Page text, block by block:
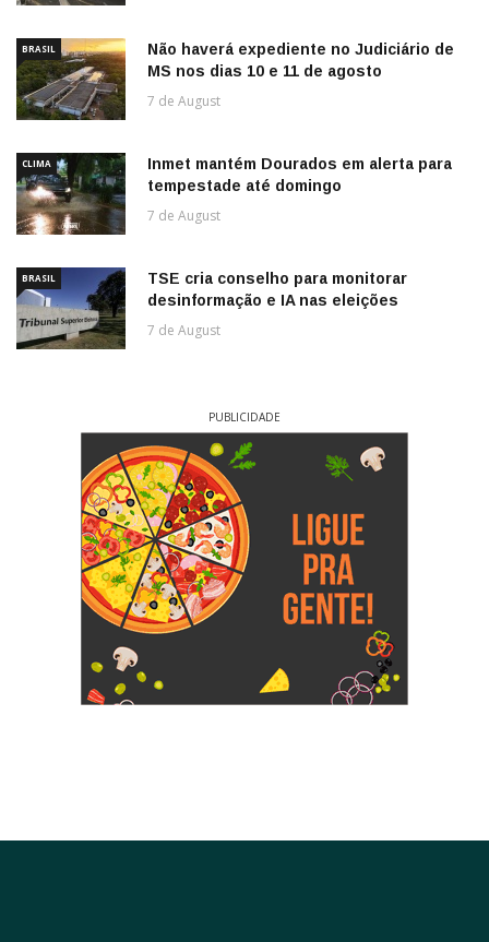
BRASIL
Não haverá expediente no Judiciário de
MS nos dias 10 e 11 de agosto
7 de August
CLIMA
Inmet mantém Dourados em alerta para
tempestade até domingo
7 de August
BRASIL
TSE cria conselho para monitorar
desinformação e IA nas eleições
7 de August
PUBLICIDADE